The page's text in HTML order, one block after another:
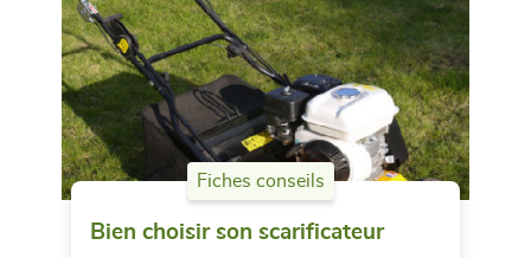
Fiches conseils
Bien choisir son scarificateur